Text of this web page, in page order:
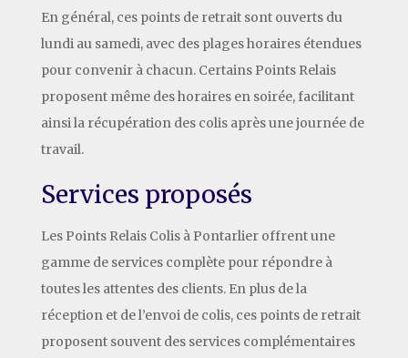
En général, ces points de retrait sont ouverts du
lundi au samedi, avec des plages horaires étendues
pour convenir à chacun. Certains Points Relais
proposent même des horaires en soirée, facilitant
ainsi la récupération des colis après une journée de
travail.
Services proposés
Les Points Relais Colis à Pontarlier offrent une
gamme de services complète pour répondre à
toutes les attentes des clients. En plus de la
réception et de l’envoi de colis, ces points de retrait
proposent souvent des services complémentaires